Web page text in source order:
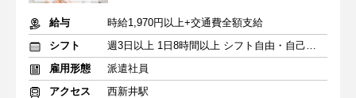
給与
時給1,970円以上+交通費全額支給
シフト
週3日以上 1日8時間以上 シフト自由・自己申告
雇用形態
派遣社員
アクセス
西新井駅